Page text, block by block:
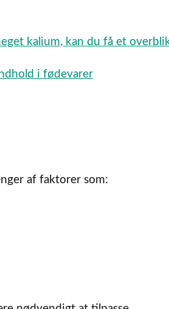
kalium, kan du få et
i fødevarer
af faktorer som: